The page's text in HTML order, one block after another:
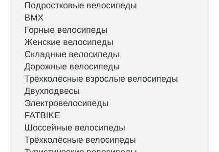
Подростковые велосипеды
BMX
Горные велосипеды
Женские велосипеды
Складные велосипеды
Дорожные велосипеды
Трёхколёсные взрослые велосипеды
Двухподвесы
Электровелосипеды
FATBIKE
Шоссейные велосипеды
Трёхколёсные велосипеды